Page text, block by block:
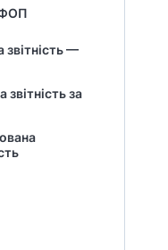
звітність —
звітність за